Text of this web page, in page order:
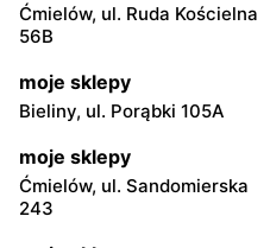
Ćmielów, ul. Ruda Kościelna
56B
moje sklepy
Bieliny, ul. Porąbki 105A
moje sklepy
Ćmielów, ul. Sandomierska
243